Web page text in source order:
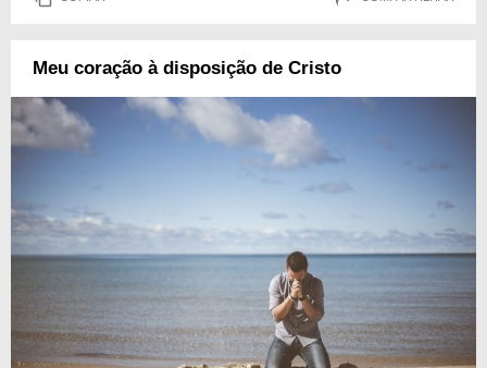
Meu coração à disposição de Cristo